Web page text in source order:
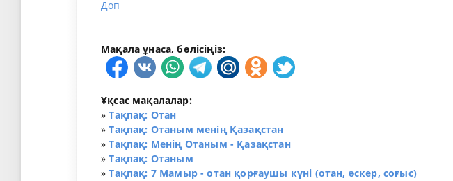
Доп
Мақала ұнаса, бөлісіңіз:
Ұқсас мақалалар:
»Тақпақ: Отан
»Тақпақ: Отаным менің Қазақстан
»Тақпақ: Менің Отаным - Қазақстан
»Тақпақ: Отаным
»Тақпақ: 7 Мамыр - отан қорғаушы күні (отан, әскер, соғыс)